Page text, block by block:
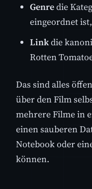
Genredie
eingeordnet
Linkdie
Rotten
Das sind alles
über den Film
mehrere Filme in
einen sauberen
Notebook oder
können.